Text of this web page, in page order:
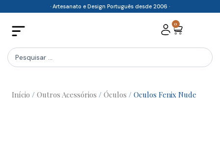
content
· Artesanato e Design Português desde 2006 ·
0
Cart
Search
...
Início / Outros Acessórios / Óculos / Oculos Fenix Nude